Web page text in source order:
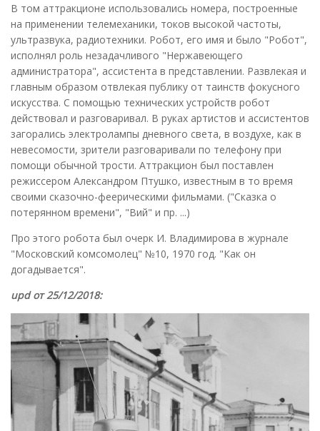
В том аттракционе использовались номера, построенные
на применении телемеханики, токов высокой частоты,
ультразвука, радиотехники. Робот, его имя и было "Робот",
исполнял роль незадачливого "Нержавеющего
администратора", ассистента в представлении. Развлекая и
главным образом отвлекая публику от таинств фокусного
искусства. С помощью технических устройств робот
действовал и разговаривал. В руках артистов и ассистентов
загорались электролампы дневного света, в воздухе, как в
невесомости, зрители разговаривали по телефону при
помощи обычной трости. Аттракцион был поставлен
режиссером Александром Птушко, известным в то время
своими сказочно-феерическими фильмами. ("Сказка о
потерянном времени", "Вий" и пр. ...)
Про этого робота был очерк И. Владимирова в журнале
"Московский комсомолец" №10, 1970 год. "Как он
догадывается".
upd от 25/12/2018: